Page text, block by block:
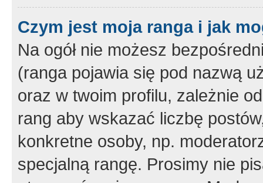
Czym jest moja ranga i jak
Na ogół nie możesz
(ranga pojawia się pod nazwą
oraz w twoim profilu, zależnie
rang aby wskazać liczbę
konkretne osoby, np.
specjalną rangę. Prosimy nie